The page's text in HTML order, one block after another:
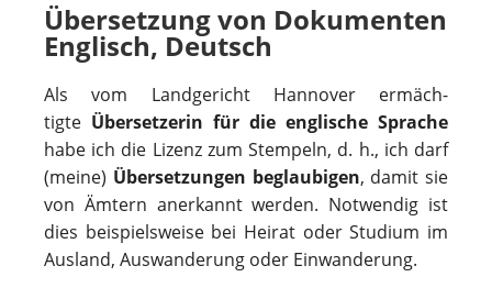
Übersetzung von Dokumenten
Englisch, Deutsch
Als vom Land­ge­richt Han­no­ver ermäch­
tigte Über­set­ze­rin für die eng­li­sche Spra­che
habe ich die Lizenz zum Stem­peln, d. h., ich darf
(meine) Über­set­zun­gen beglau­bi­gen, damit sie
von Ämtern aner­kannt wer­den. Not­wen­dig ist
dies bei­spiels­weise bei Heirat oder Stu­dium im
Aus­land, Aus­wan­de­rung oder Einwanderung.